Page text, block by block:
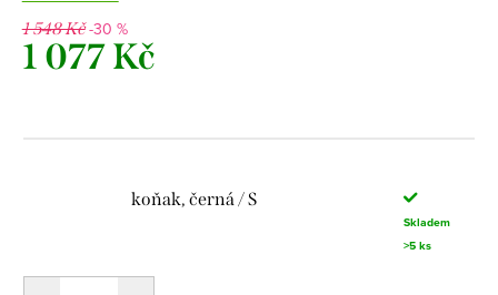
1 548 Kč-30 %
1 077 Kč
koňak, černá / S
Skladem
>5 ks